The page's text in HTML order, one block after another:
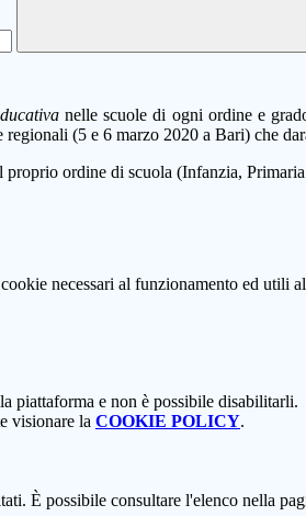
nelle scuole di ogni ordine e
(5 e 6 marzo 2020 a Bari) che
ordine di scuola (Infanzia,
necessari al funzionamento ed utili
piattaforma e non è possibile disabilitarli.
visionare la COOKIE POLICY.
È possibile consultare l'elenco nella